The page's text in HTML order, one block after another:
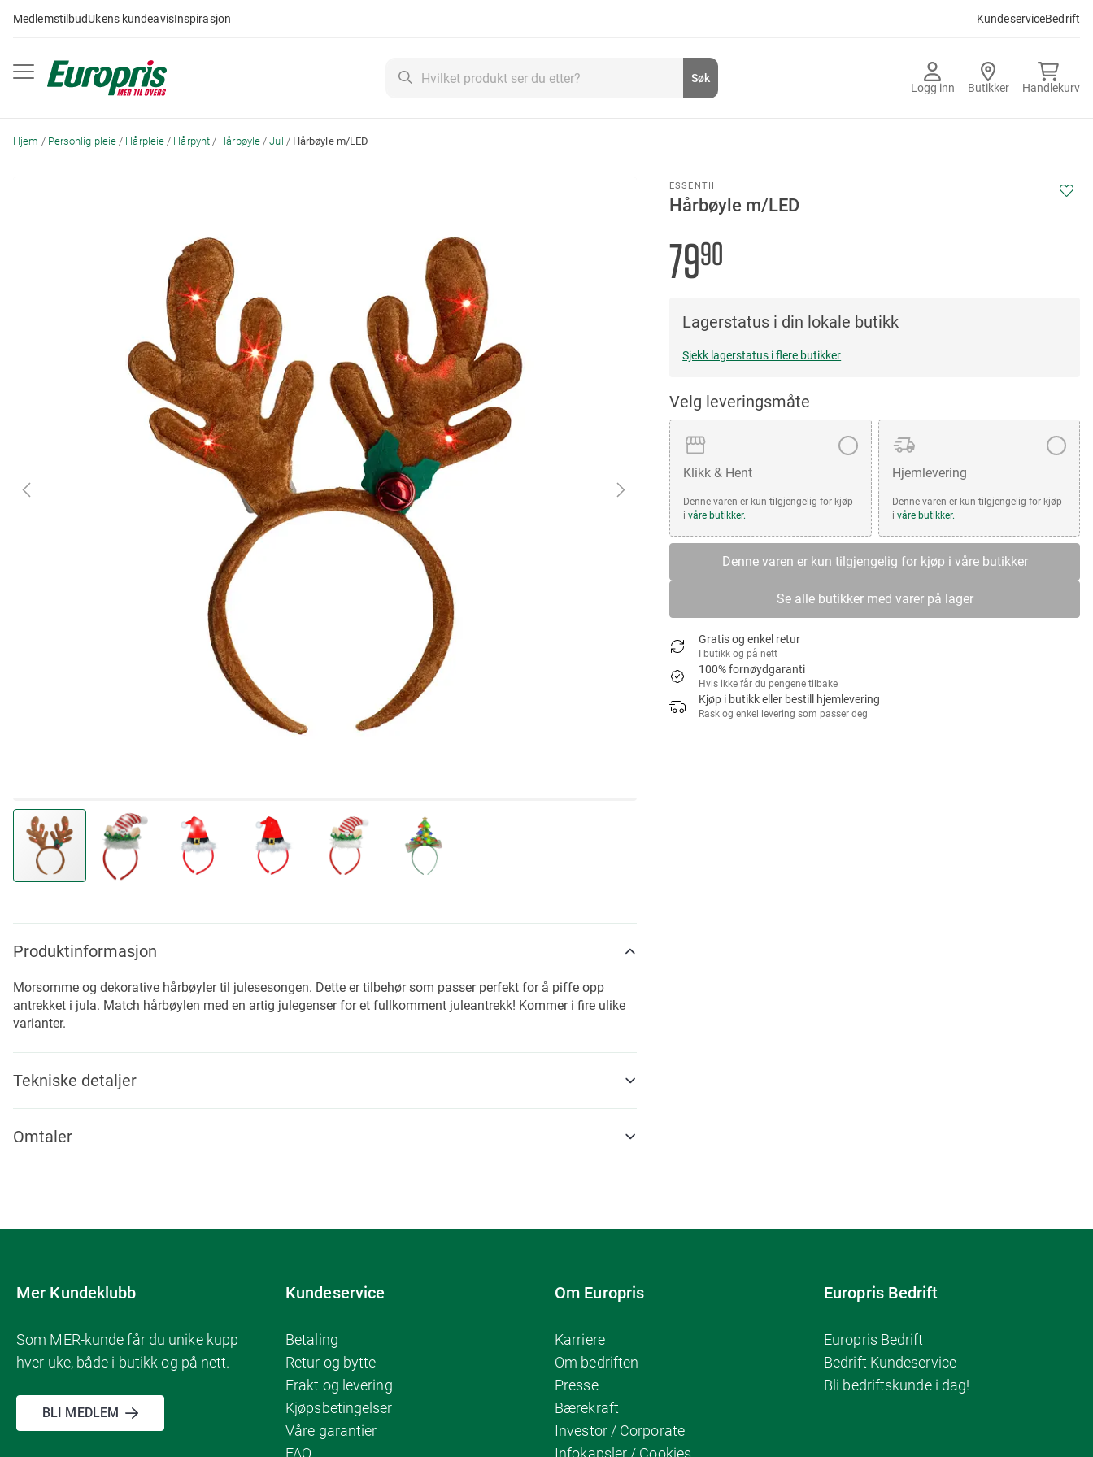
til
MedlemstilbudUkens kundeavisInspirasjon KundeserviceBedrift
Logg inn Butikker Handlekurv
Søk
Hjem Personlig pleie Hårpleie Hårpynt Hårbøyle Jul Hårbøyle m/LED
ESSENTII
Hårbøyle m/LED
7990
Lagerstatus i din lokale butikk
Sjekk lagerstatus i flere butikker
Velg leveringsmåte
Klikk & Hent
Denne varen er kun tilgjengelig for kjøp
ivåre butikker.
Hjemlevering
Denne varen er kun tilgjengelig for kjøp
i våre butikker.
Denne varen er kun tilgjengelig for kjøp i våre butikker
Se alle butikker med varer på lager
Gratis og enkel retur
I butikk og på nett
100% fornøydgaranti
Hvis ikke får du pengene tilbake
Kjøp i butikk eller bestill hjemlevering
Rask og enkel levering som passer deg
the
beginning
the
images
gallery
Produktinformasjon
Morsomme og dekorative hårbøyler til julesesongen. Dette er tilbehør som passer perfekt for å piffe opp
antrekket i jula. Match hårbøylen med en artig julegenser for et fullkomment juleantrekk! Kommer i fire ulike
varianter.
Tekniske detaljer
Omtaler
Mer Kundeklubb
Som MER-kunde får du unike kupp
hver uke, både i butikk og på nett.
BLI MEDLEM
Kundeservice
Betaling
Retur og bytte
Frakt og levering
Kjøpsbetingelser
Våre garantier
FAQ
Om Europris
Karriere
Om bedriften
Presse
Bærekraft
Investor / Corporate
Infokapsler / Cookies
Europris Bedrift
Europris Bedrift
Bedrift Kundeservice
Bli bedriftskunde i dag!